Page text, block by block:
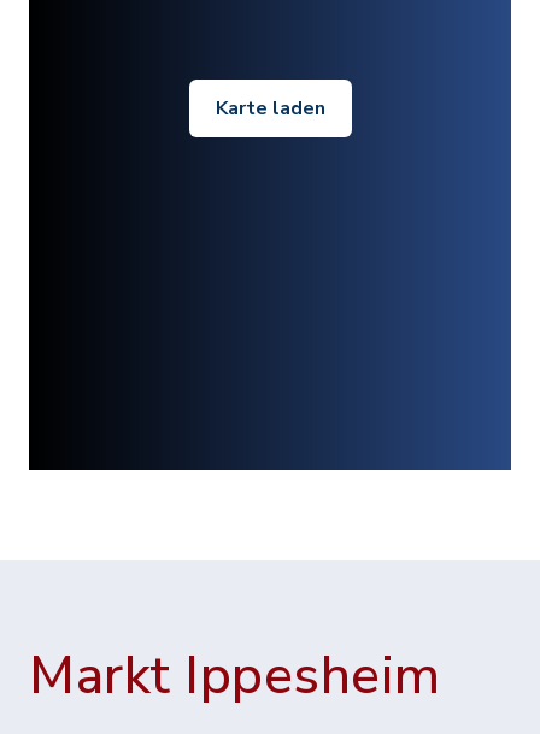
Karte laden
Markt Ippesheim